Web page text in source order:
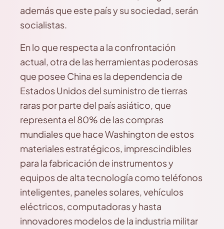
además que este país y su sociedad, serán
socialistas.
En lo que respecta a la confrontación
actual, otra de las herramientas poderosas
que posee China es la dependencia de
Estados Unidos del suministro de tierras
raras por parte del país asiático, que
representa el 80% de las compras
mundiales que hace Washington de estos
materiales estratégicos, imprescindibles
para la fabricación de instrumentos y
equipos de alta tecnología como teléfonos
inteligentes, paneles solares, vehículos
eléctricos, computadoras y hasta
innovadores modelos de la industria militar